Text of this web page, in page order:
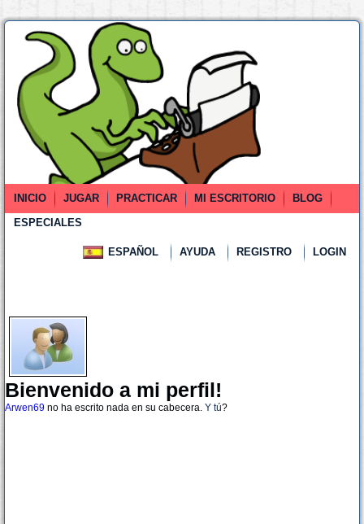
INICIO JUGAR PRACTICAR MI ESCRITORIO
BLOG
ESPECIALES
ESPAÑOL AYUDA REGISTRO LOGIN
Bienvenido a mi perfil!
Arwen69 no ha escrito nada en su cabecera. Y tú?